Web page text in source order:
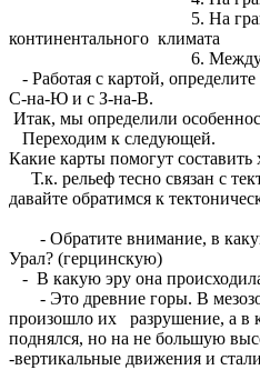
5. На границе
континентального климата
6. Между двумя
- Работая с картой,
С-на-Ю и с З-на-В.
Итак, мы определили
Переходим к следующей.
Какие карты помогут составить
Т.к. рельеф тесно связан с
давайте обратимся к
(слайд
- Обратите внимание, в какую
Урал? (герцинскую)
- В какую эру она
- Это древние горы. В
произошло их разрушение, а в
поднялся, но на не большую
-вертикальные движения и